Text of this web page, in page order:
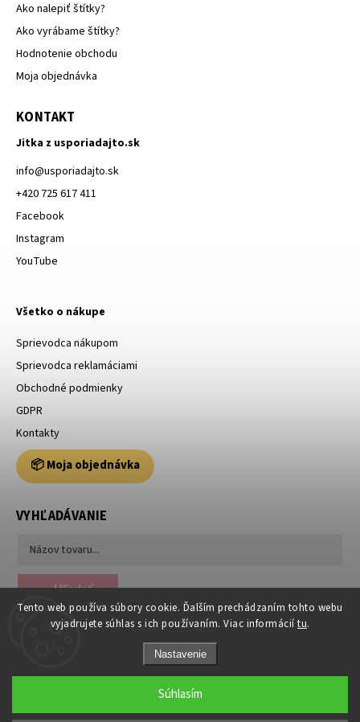
Tento web používa súbory cookie. Ďalším prechádzaním tohto webu
vyjadrujete súhlas s ich používaním. Viac informácií tu.
Nastavenie
Súhlasím
Ako nalepiť štítky?
Ako vyrábame štítky?
Hodnotenie obchodu
Moja objednávka
KONTAKT
Jitka z usporiadajto.sk
info@usporiadajto.sk
+420 725 617 411
Facebook
Instagram
YouTube
Všetko o nákupe
Sprievodca nákupom
Sprievodca reklamáciami
Obchodné podmienky
GDPR
Kontakty
📦 Moja objednávka
VYHĽADÁVANIE
Hľadať